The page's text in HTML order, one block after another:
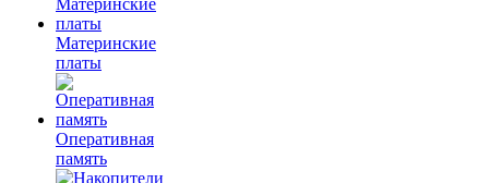
Материнские
платы
Оперативная
память